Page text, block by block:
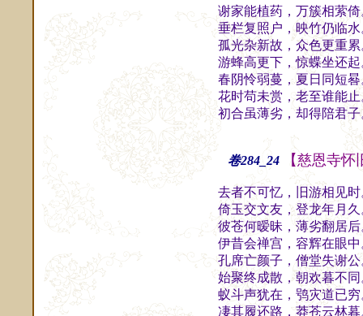
谢家能植药，万簇相萦
垂栏复照户，映竹仍临
孤光杂新故，众色更重
游蜂高更下，惊蝶坐还
春阴怜弱蔓，夏日同短
花时苟未赏，老至谁能
初合虽薄劣，却得陪君
卷284_24 【慈恩寺怀
去者不可忆，旧游相见
倚玉交文友，登龙年月
彼苍何暧昧，薄劣翻居
伊昔会禅宫，容辉在眼
孔席亡颜子，僧堂失谢
始聚终成散，朝欢暮不
蚁斗声犹在，鸮灾道已
凄其履还路，莽苍云林